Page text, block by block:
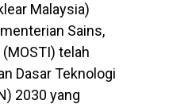
Malaysia)
Sains,
telah
Dasar Teknologi
2030 yang